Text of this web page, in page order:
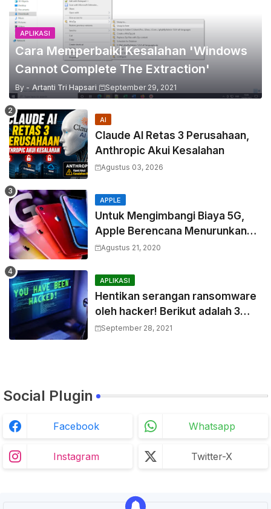
APLIKASI
Cara Memperbaiki Kesalahan 'Windows
Cannot Complete The Extraction'
By - Artanti Tri Hapsari September 29, 2021
AI
Claude AI Retas 3 Perusahaan,
Anthropic Akui Kesalahan
Agustus 03, 2026
APPLE
Untuk Mengimbangi Biaya 5G,
Apple Berencana Menurunkan
Harga Komponen Baterai
Agustus 21, 2020
APLIKASI
Hentikan serangan ransomware
oleh hacker! Berikut adalah 3
cara melakukannya
September 28, 2021
Social Plugin
Facebook Whatsapp
Instagram Twitter-X